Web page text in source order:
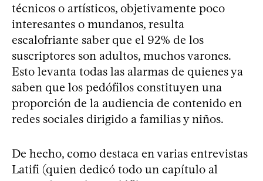
técnicos o artísticos, objetivamente poco
interesantes o mundanos, resulta
escalofriante saber que el 92% de los
suscriptores son adultos, muchos varones.
Esto levanta todas las alarmas de quienes ya
saben que los pedófilos constituyen una
proporción de la audiencia de contenido en
redes sociales dirigido a familias y niños.
De hecho, como destaca en varias entrevistas
Latifi (quien dedicó todo un capítulo al